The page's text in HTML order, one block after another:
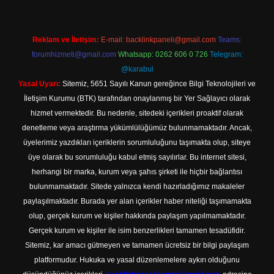
Reklam ve İletişim: E-mail: backlinkpaneli@gmail.com Teams:
forumhizmeti@gmail.com Whatsapp: 0262 606 0 726 Telegram:
@karabul
Yasal Uyarı: Sitemiz, 5651 Sayılı Kanun gereğince Bilgi Teknolojileri ve
İletişim Kurumu (BTK) tarafından onaylanmış bir Yer Sağlayıcı olarak
hizmet vermektedir. Bu nedenle, sitedeki içerikleri proaktif olarak
denetleme veya araştırma yükümlülüğümüz bulunmamaktadır. Ancak,
üyelerimiz yazdıkları içeriklerin sorumluluğunu taşımakta olup, siteye
üye olarak bu sorumluluğu kabul etmiş sayılırlar. Bu internet sitesi,
herhangi bir marka, kurum veya şahıs şirketi ile hiçbir bağlantısı
bulunmamaktadır. Sitede yalnızca kendi hazırladığımız makaleler
paylaşılmaktadır. Burada yer alan içerikler haber niteliği taşımamakta
olup, gerçek kurum ve kişiler hakkında paylaşım yapılmamaktadır.
Gerçek kurum ve kişiler ile isim benzerlikleri tamamen tesadüfidir.
Sitemiz, kar amacı gütmeyen ve tamamen ücretsiz bir bilgi paylaşım
platformudur. Hukuka ve yasal düzenlemelere aykırı olduğunu